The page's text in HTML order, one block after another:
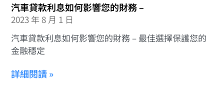
汽車貸款利息如何影響您的財務 –
2023 年 8 月 1 日
汽車貸款利息如何影響您的財務 – 最佳選擇保護您的
金融穩定
詳細閱讀 »